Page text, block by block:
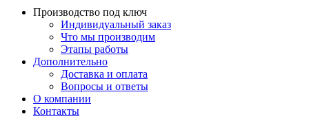
Производство под ключ
Индивидуальный заказ
Что мы производим
Этапы работы
Дополнительно
Доставка и оплата
Вопросы и ответы
О компании
Контакты